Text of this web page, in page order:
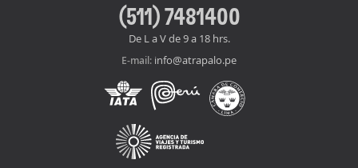
(511) 7481400
De L a V de 9 a 18 hrs.
E-mail: info@atrapalo.pe